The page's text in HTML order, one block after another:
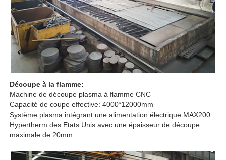
Découpe à la flamme:
Machine de découpe plasma à flamme CNC
Capacité de coupe effective: 4000*12000mm
Système plasma intégrant une alimentation électrique MAX200
Hypertherm des Etats Unis avec une épaisseur de découpe
maximale de 20mm.